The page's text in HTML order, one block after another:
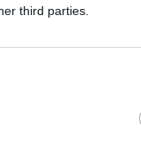
third parties.